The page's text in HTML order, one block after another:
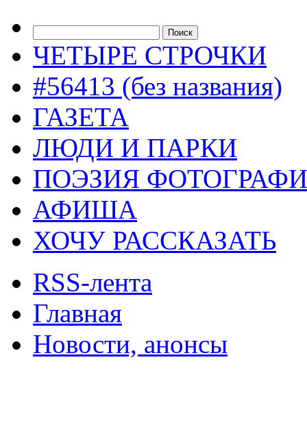
ЧЕТЫРЕ СТРОЧКИ
#56413 (без названия)
ГАЗЕТА
ЛЮДИ И ПАРКИ
ПОЭЗИЯ
АФИША
ХОЧУ РАССКАЗАТЬ
RSS-лента
Главная
Новости, анонсы